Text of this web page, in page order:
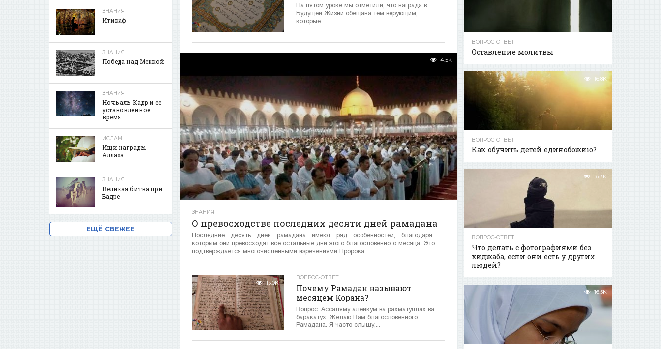
На пятом уроке мы отметили, что награда в
Будущей Жизни обещана тем верующим,
которые...
4.5K
ЗНАНИЯ
О превосходстве последних десяти дней рамадана
Последние десять дней рамадана имеют ряд особенностей, благодаря
которым они превосходят все остальные дни этого благословенного месяца. Это
подтверждается многочисленными изречениями Пророка...
13.0K
ВОПРОС-ОТВЕТ
Почему Рамадан называют
месяцем Корана?
Вопрос: Ассаляму алейкум ва рахматуллах ва
баракатух. Желаю Вам благословенного
Рамадана. Я часто слышу,...
ЗНАНИЯ
Итикаф
ЗНАНИЯ
Победа над Меккой
ЗНАНИЯ
Ночь аль-Кадр и её
установленное
время
ИСЛАМ
Ищи награды
Аллаха
ЗНАНИЯ
Великая битва при
Бадре
ЕЩЁ СВЕЖЕЕ
ВОПРОС-ОТВЕТ
Оставление молитвы
16.8K
ВОПРОС-ОТВЕТ
Как обучить детей единобожию?
16.7K
ВОПРОС-ОТВЕТ
Что делать с фотографиями без
хиджаба, если они есть у других
людей?
16.5K